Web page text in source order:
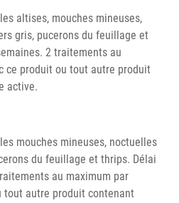
altises, mouches mineuses,
gris, pucerons du feuillage et
2 traitements au
ce produit ou tout autre produit
active.
mouches mineuses, noctuelles
du feuillage et thrips. Délai
au maximum par
tout autre produit contenant